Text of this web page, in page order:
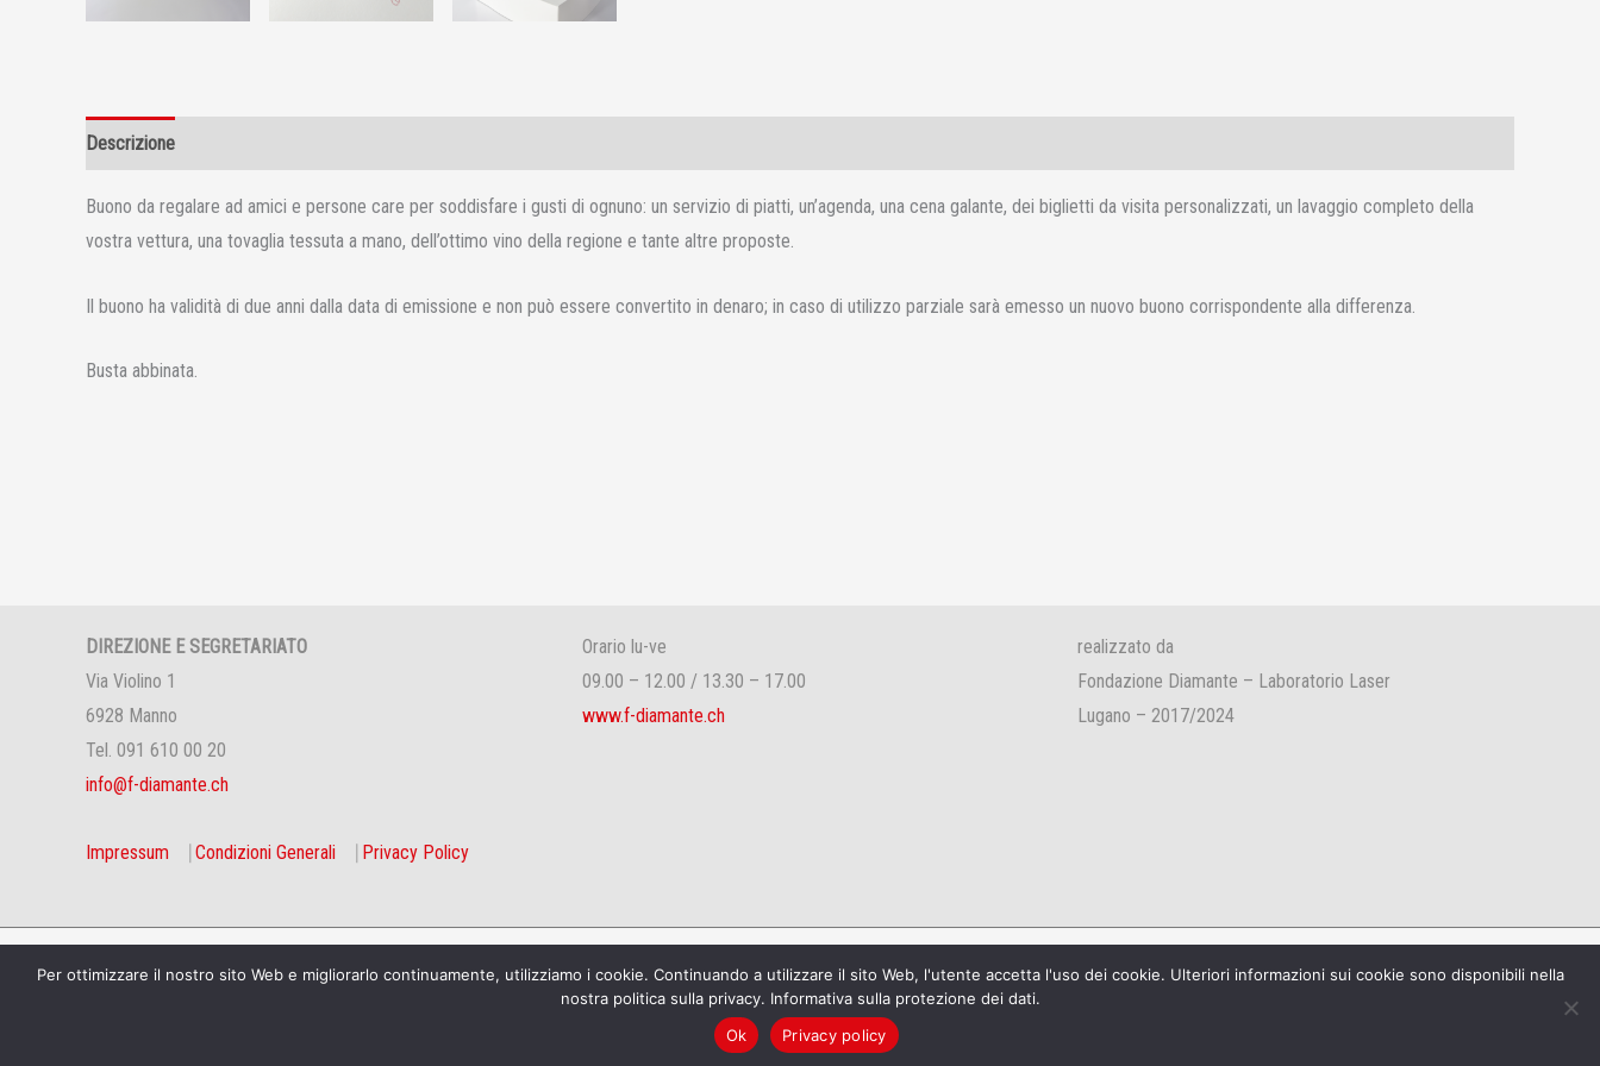
Descrizione
Buono da regalare ad amici e persone care per soddisfare i gusti di ognuno: un servizio di piatti, un’agenda, una cena galante, dei biglietti da visita personalizzati, un lavaggio completo della
vostra vettura, una tovaglia tessuta a mano, dell’ottimo vino della regione e tante altre proposte.
Il buono ha validità di due anni dalla data di emissione e non può essere convertito in denaro; in caso di utilizzo parziale sarà emesso un nuovo buono corrispondente alla differenza.
Busta abbinata.
DIREZIONE E SEGRETARIATO
Via Violino 1
6928 Manno
Tel. 091 610 00 20
info@f-diamante.ch
Impressum Condizioni Generali Privacy Policy
Orario lu-ve
09.00 – 12.00 / 13.30 – 17.00
www.f-diamante.ch
realizzato da
Fondazione Diamante – Laboratorio Laser
Lugano – 2017/2024
Copyright © 2026 Negozioamico della Fondazione Diamante
Per ottimizzare il nostro sito Web e migliorarlo continuamente, utilizziamo i cookie. Continuando a utilizzare il sito Web, l'utente accetta l'uso dei cookie. Ulteriori informazioni sui cookie sono disponibili nella
nostra politica sulla privacy. Informativa sulla protezione dei dati.
Ok
Privacy policy